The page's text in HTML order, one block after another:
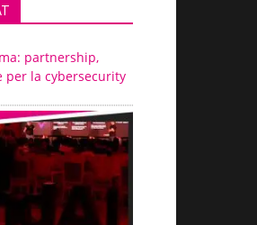
partnership,
per la cybersecurity